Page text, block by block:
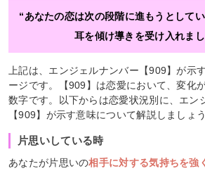
“あなたの恋は次の段階に進もうとして
耳を傾け導きを受け入れま
上記は、エンジェルナンバー【909】が示
ージです。【909】は恋愛において、変化
数字です。以下からは恋愛状況別に、エン
【909】が示す意味について解説しましょう
片思いしている時
あなたが片思いの相手に対する気持ちを強